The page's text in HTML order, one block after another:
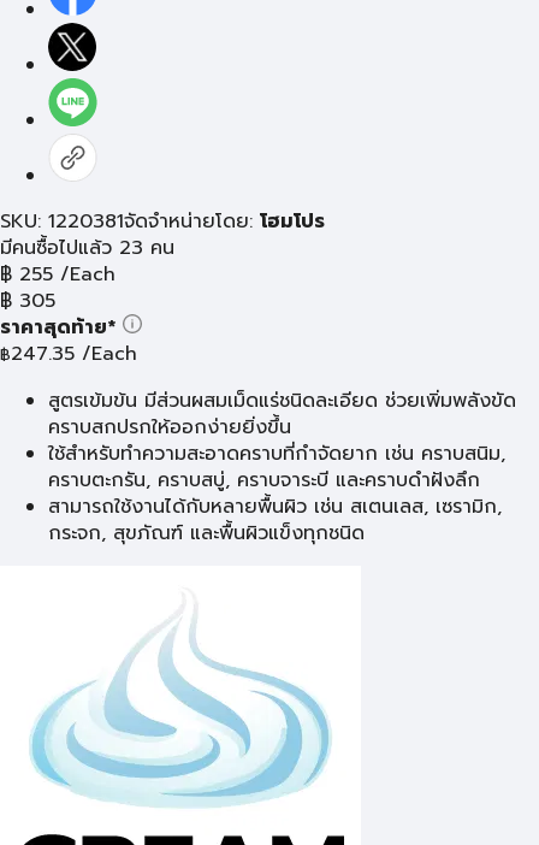
SKU: 1220381จัดจำหน่ายโดย: โฮมโปร
มีคนซื้อไปแล้ว 23 คน
฿ 255 /Each
฿ 305
ราคาสุดท้าย*
฿247.35 /Each
สูตรเข้มข้น มีส่วนผสมเม็ดแร่ชนิดละเอียด ช่วยเพิ่มพลังขัด
คราบสกปรกให้ออกง่ายยิ่งขึ้น
ใช้สำหรับทำความสะอาดคราบที่กำจัดยาก เช่น คราบสนิม,
คราบตะกรัน, คราบสบู่, คราบจาระบี และคราบดำฝังลึก
สามารถใช้งานได้กับหลายพื้นผิว เช่น สเตนเลส, เซรามิก,
กระจก, สุขภัณฑ์ และพื้นผิวแข็งทุกชนิด